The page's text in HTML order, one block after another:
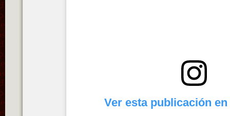
Ver esta publicación